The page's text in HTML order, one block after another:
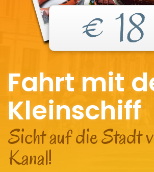
Fahrt mit
Kleinschiff
Sicht auf die Stadt
Kanal!
€ 18